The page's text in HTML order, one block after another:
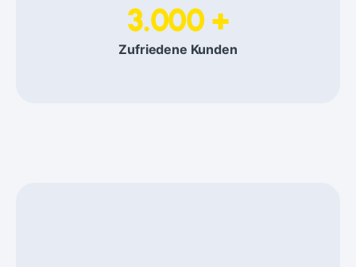
3.000 +
Zufriedene Kunden